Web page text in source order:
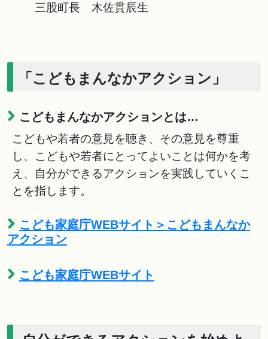
三股町長 木佐貫辰生
「こどもまんなかアクション」
こどもまんなかアクションとは…
こどもや若者の意見を聴き、その意見を尊重
し、こどもや若者にとってよいことは何かを考
え、自分ができるアクションを実践していくこ
とを指します。
こども家庭庁WEBサイト＞こどもまんなか
アクション
こども家庭庁WEBサイト